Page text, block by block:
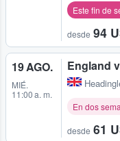
Este fin de
desde 94
19 AGO.
MIÉ.
11:00 a. m.
England
En dos
desde 61